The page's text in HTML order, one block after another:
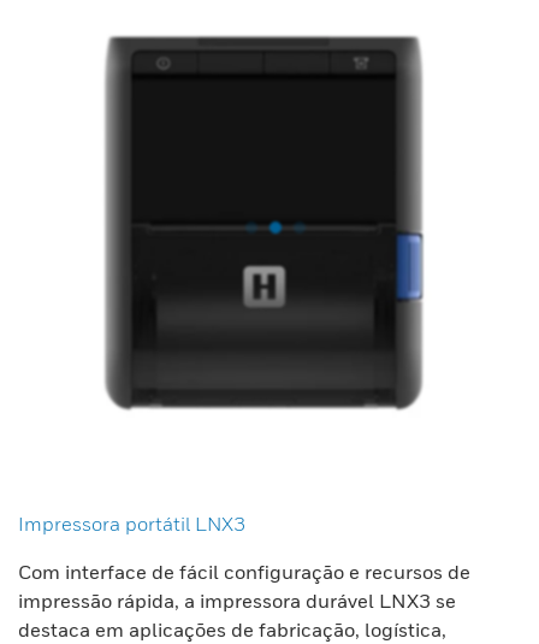
Impressora portátil LNX3
Com interface de fácil configuração e recursos de
impressão rápida, a impressora durável LNX3 se
destaca em aplicações de fabricação, logística,